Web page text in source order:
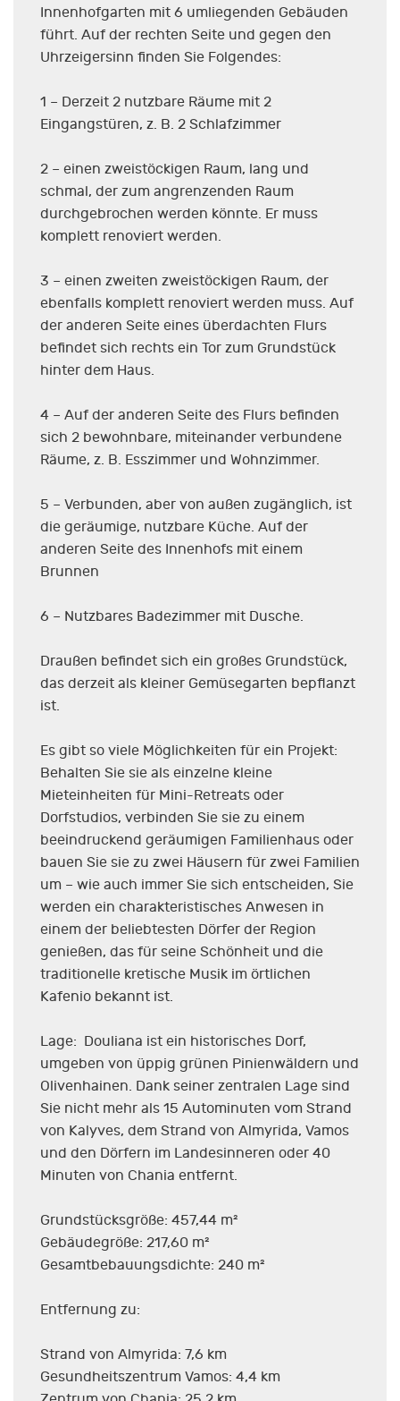
Innenhofgarten mit 6 umliegenden Gebäuden
führt. Auf der rechten Seite und gegen den
Uhrzeigersinn finden Sie Folgendes:
1 – Derzeit 2 nutzbare Räume mit 2
Eingangstüren, z. B. 2 Schlafzimmer
2 – einen zweistöckigen Raum, lang und
schmal, der zum angrenzenden Raum
durchgebrochen werden könnte. Er muss
komplett renoviert werden.
3 – einen zweiten zweistöckigen Raum, der
ebenfalls komplett renoviert werden muss. Auf
der anderen Seite eines überdachten Flurs
befindet sich rechts ein Tor zum Grundstück
hinter dem Haus.
4 – Auf der anderen Seite des Flurs befinden
sich 2 bewohnbare, miteinander verbundene
Räume, z. B. Esszimmer und Wohnzimmer.
5 – Verbunden, aber von außen zugänglich, ist
die geräumige, nutzbare Küche. Auf der
anderen Seite des Innenhofs mit einem
Brunnen
6 – Nutzbares Badezimmer mit Dusche.
Draußen befindet sich ein großes Grundstück,
das derzeit als kleiner Gemüsegarten bepflanzt
ist.
Es gibt so viele Möglichkeiten für ein Projekt:
Behalten Sie sie als einzelne kleine
Mieteinheiten für Mini-Retreats oder
Dorfstudios, verbinden Sie sie zu einem
beeindruckend geräumigen Familienhaus oder
bauen Sie sie zu zwei Häusern für zwei Familien
um – wie auch immer Sie sich entscheiden, Sie
werden ein charakteristisches Anwesen in
einem der beliebtesten Dörfer der Region
genießen, das für seine Schönheit und die
traditionelle kretische Musik im örtlichen
Kafenio bekannt ist.
Lage: Douliana ist ein historisches Dorf,
umgeben von üppig grünen Pinienwäldern und
Olivenhainen. Dank seiner zentralen Lage sind
Sie nicht mehr als 15 Autominuten vom Strand
von Kalyves, dem Strand von Almyrida, Vamos
und den Dörfern im Landesinneren oder 40
Minuten von Chania entfernt.
Grundstücksgröße: 457,44 m²
Gebäudegröße: 217,60 m²
Gesamtbebauungsdichte: 240 m²
Entfernung zu:
Strand von Almyrida: 7,6 km
Gesundheitszentrum Vamos: 4,4 km